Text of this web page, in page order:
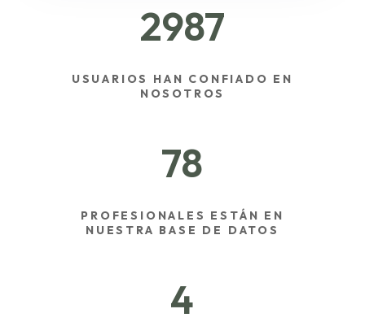
2987
USUARIOS HAN CONFIADO EN
NOSOTROS
78
PROFESIONALES ESTÁN EN
NUESTRA BASE DE DATOS
4